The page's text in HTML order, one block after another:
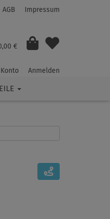
AGB Impressum
€
Anmelden